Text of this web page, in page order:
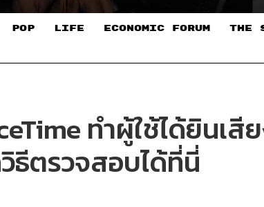
POP LIFE ECONOMIC FORUM THE
ทำผู้ใช้ได้ยินเ
ธีตรวจสอบได้ที่นี่